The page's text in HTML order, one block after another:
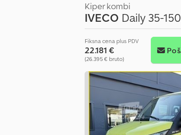
Kiper kombi
IVECO Daily 35-
Fiksna cena plus PDV
22.181 €
(26.395 € bruto)